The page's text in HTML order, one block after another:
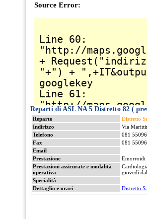
Reparti di ASL NA 5 Distretto 82 (
Reparto
Distretto
Indirizzo
Via
Telefono
081
Fax
081
Email
Prestazione
Emorroidi
Prestazioni assicurate e modalità
operativa
giovedì
Specialità
Dettaglio e orari
Distretto